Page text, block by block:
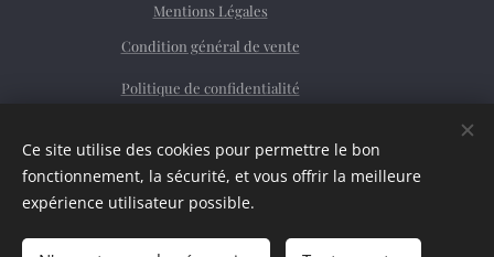
Mentions Légales
Condition général de vente
Politique de confidentialité
Siret76362379200023 Cookies
Ce site utilise des cookies pour permettre le bon
fonctionnement, la sécurité, et vous offrir la meilleure
expérience utilisateur possible.